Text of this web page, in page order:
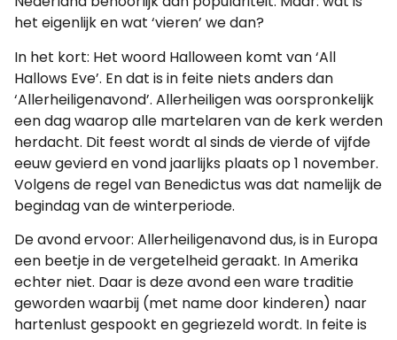
het eigenlijk en wat ‘vieren’ we dan?
In het kort: Het woord Halloween komt van ‘All
Hallows Eve’. En dat is in feite niets anders dan
‘Allerheiligenavond’. Allerheiligen was oorspronkelijk
een dag waarop alle martelaren van de kerk werden
herdacht. Dit feest wordt al sinds de vierde of vijfde
eeuw gevierd en vond jaarlijks plaats op 1 november.
Volgens de regel van Benedictus was dat namelijk de
begindag van de winterperiode.
De avond ervoor: Allerheiligenavond dus, is in Europa
een beetje in de vergetelheid geraakt. In Amerika
echter niet. Daar is deze avond een ware traditie
geworden waarbij (met name door kinderen) naar
hartenlust gespookt en gegriezeld wordt. In feite is